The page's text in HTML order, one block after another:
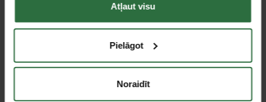
Atļaut visu
Pielāgot
Noraidīt